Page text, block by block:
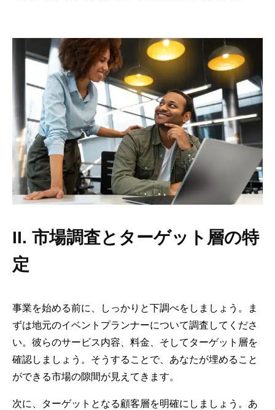
II. 市場調査とターゲット層の特
定
事業を始める前に、しっかりと下調べをしましょう。ま
ずは地元のイベントプランナーについて調査してくださ
い。彼らのサービス内容、料金、そしてターゲット層を
確認しましょう。そうすることで、あなたが埋めること
ができる市場の隙間が見えてきます。
次に、ターゲットとなる顧客層を明確にしましょう。あ